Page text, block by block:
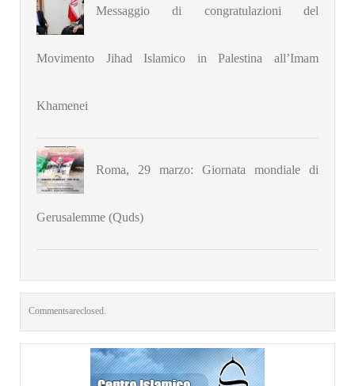
Messaggio di congratulazioni del
Movimento Jihad Islamico in Palestina all’Imam
Khamenei
Roma, 29 marzo: Giornata mondiale di
Gerusalemme (Quds)
Comments are closed.